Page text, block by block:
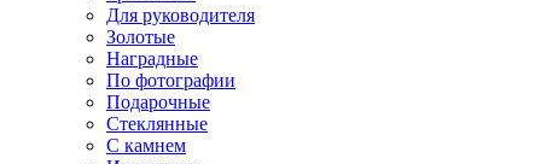
Для руководителя
Золотые
Наградные
По фотографии
Подарочные
Стеклянные
С камнем